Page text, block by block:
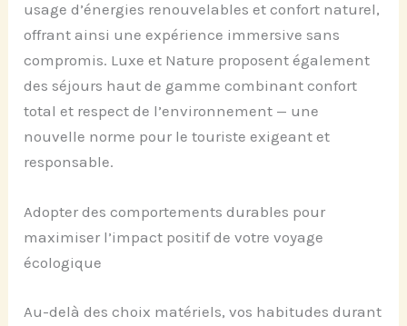
usage d’énergies renouvelables et confort naturel,
offrant ainsi une expérience immersive sans
compromis. Luxe et Nature proposent également
des séjours haut de gamme combinant confort
total et respect de l’environnement — une
nouvelle norme pour le touriste exigeant et
responsable.
Adopter des comportements durables pour
maximiser l’impact positif de votre voyage
écologique
Au-delà des choix matériels, vos habitudes durant